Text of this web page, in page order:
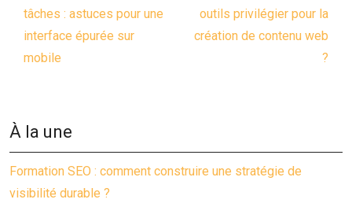
tâches : astuces pour une
interface épurée sur
mobile
outils privilégier pour la
création de contenu web
?
À la une
Formation SEO : comment construire une stratégie de
visibilité durable ?